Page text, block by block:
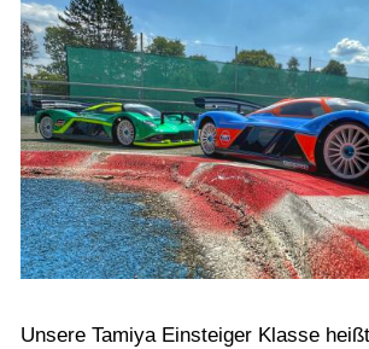
Unsere Tamiya Einsteiger Klasse